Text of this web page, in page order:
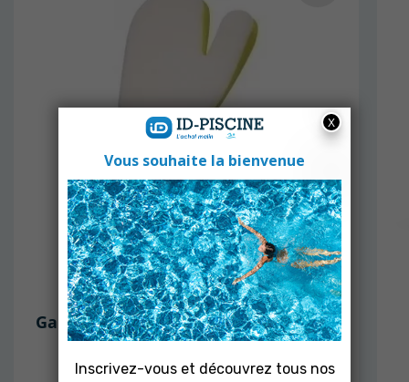
POOLSTYLE
Gant magique nettoyage ligne d'eau
Poolstyle
En stock